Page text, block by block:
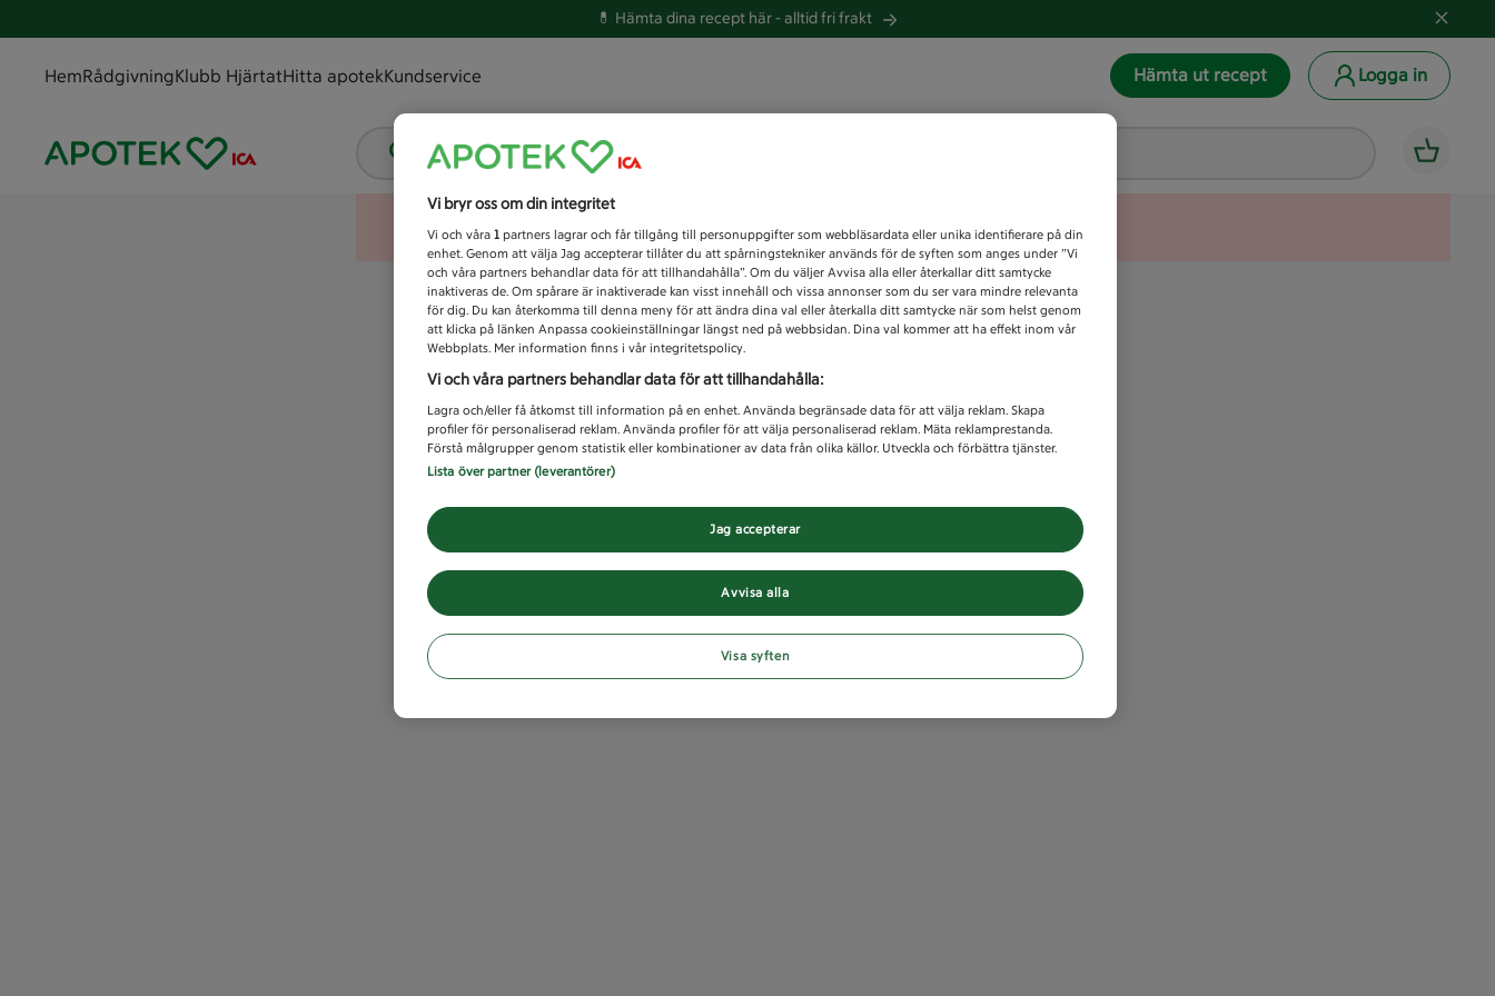
💊 Hämta dina recept här -alltid fri frakt
HemRådgivningKlubb HjärtatHitta apotekKundservice Hämta ut recept Logga in
Vad letar du efter idag?
Unknown error
Vi bryr oss om din integritet
Vi och våra 1 partners lagrar och får tillgång till personuppgifter som webbläsardata eller unika identifierare på din
enhet. Genom att välja Jag accepterar tillåter du att spårningstekniker används för de syften som anges under ”Vi
och våra partners behandlar data för att tillhandahålla”. Om du väljer Avvisa alla eller återkallar ditt samtycke
inaktiveras de. Om spårare är inaktiverade kan visst innehåll och vissa annonser som du ser vara mindre relevanta
för dig. Du kan återkomma till denna meny för att ändra dina val eller återkalla ditt samtycke när som helst genom
att klicka på länken Anpassa cookieinställningar längst ned på webbsidan. Dina val kommer att ha effekt inom vår
Webbplats. Mer information finns i vår integritetspolicy.
Vi och våra partners behandlar data för att tillhandahålla:
Lagra och/eller få åtkomst till information på en enhet. Använda begränsade data för att välja reklam. Skapa
profiler för personaliserad reklam. Använda profiler för att välja personaliserad reklam. Mäta reklamprestanda.
Förstå målgrupper genom statistik eller kombinationer av data från olika källor. Utveckla och förbättra tjänster.
Lista över partner (leverantörer)
Avvisa alla
Jag accepterar
Visa syften